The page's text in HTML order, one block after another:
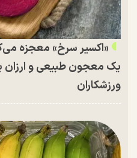
«اکسیر سرخ» معجزه
یک معجون طبیعی و ارزان
ورزشکاران